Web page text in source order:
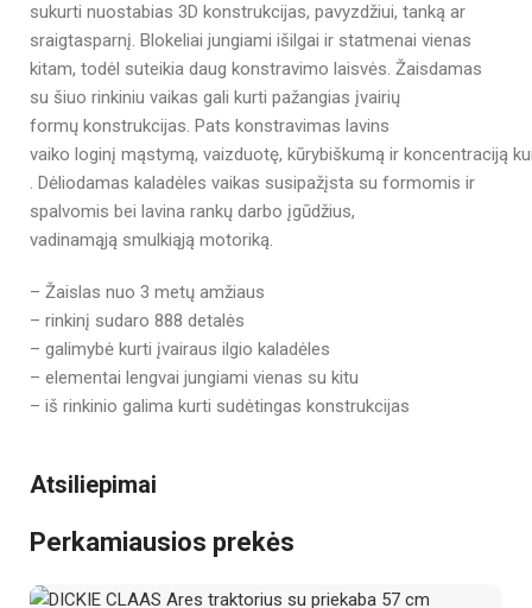
sukurti nuostabias 3D konstrukcijas, pavyzdžiui, tanką ar
sraigtasparnį. Blokeliai jungiami išilgai ir statmenai vienas
kitam, todėl suteikia daug konstravimo laisvės. Žaisdamas
su šiuo rinkiniu vaikas gali kurti pažangias įvairių
formų konstrukcijas. Pats konstravimas lavins
vaiko loginį mąstymą, vaizduotę, kūrybiškumą ir koncentraciją
. Dėliodamas kaladėles vaikas susipažįsta su formomis ir
spalvomis bei lavina rankų darbo įgūdžius,
vadinamąją smulkiąją motoriką.
– Žaislas nuo 3 metų amžiaus
– rinkinį sudaro 888 detalės
– galimybė kurti įvairaus ilgio kaladėles
– elementai lengvai jungiami vienas su kitu
– iš rinkinio galima kurti sudėtingas konstrukcijas
Atsiliepimai
Perkamiausios prekės